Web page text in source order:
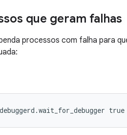
que geram falhas
processos com falha para
true